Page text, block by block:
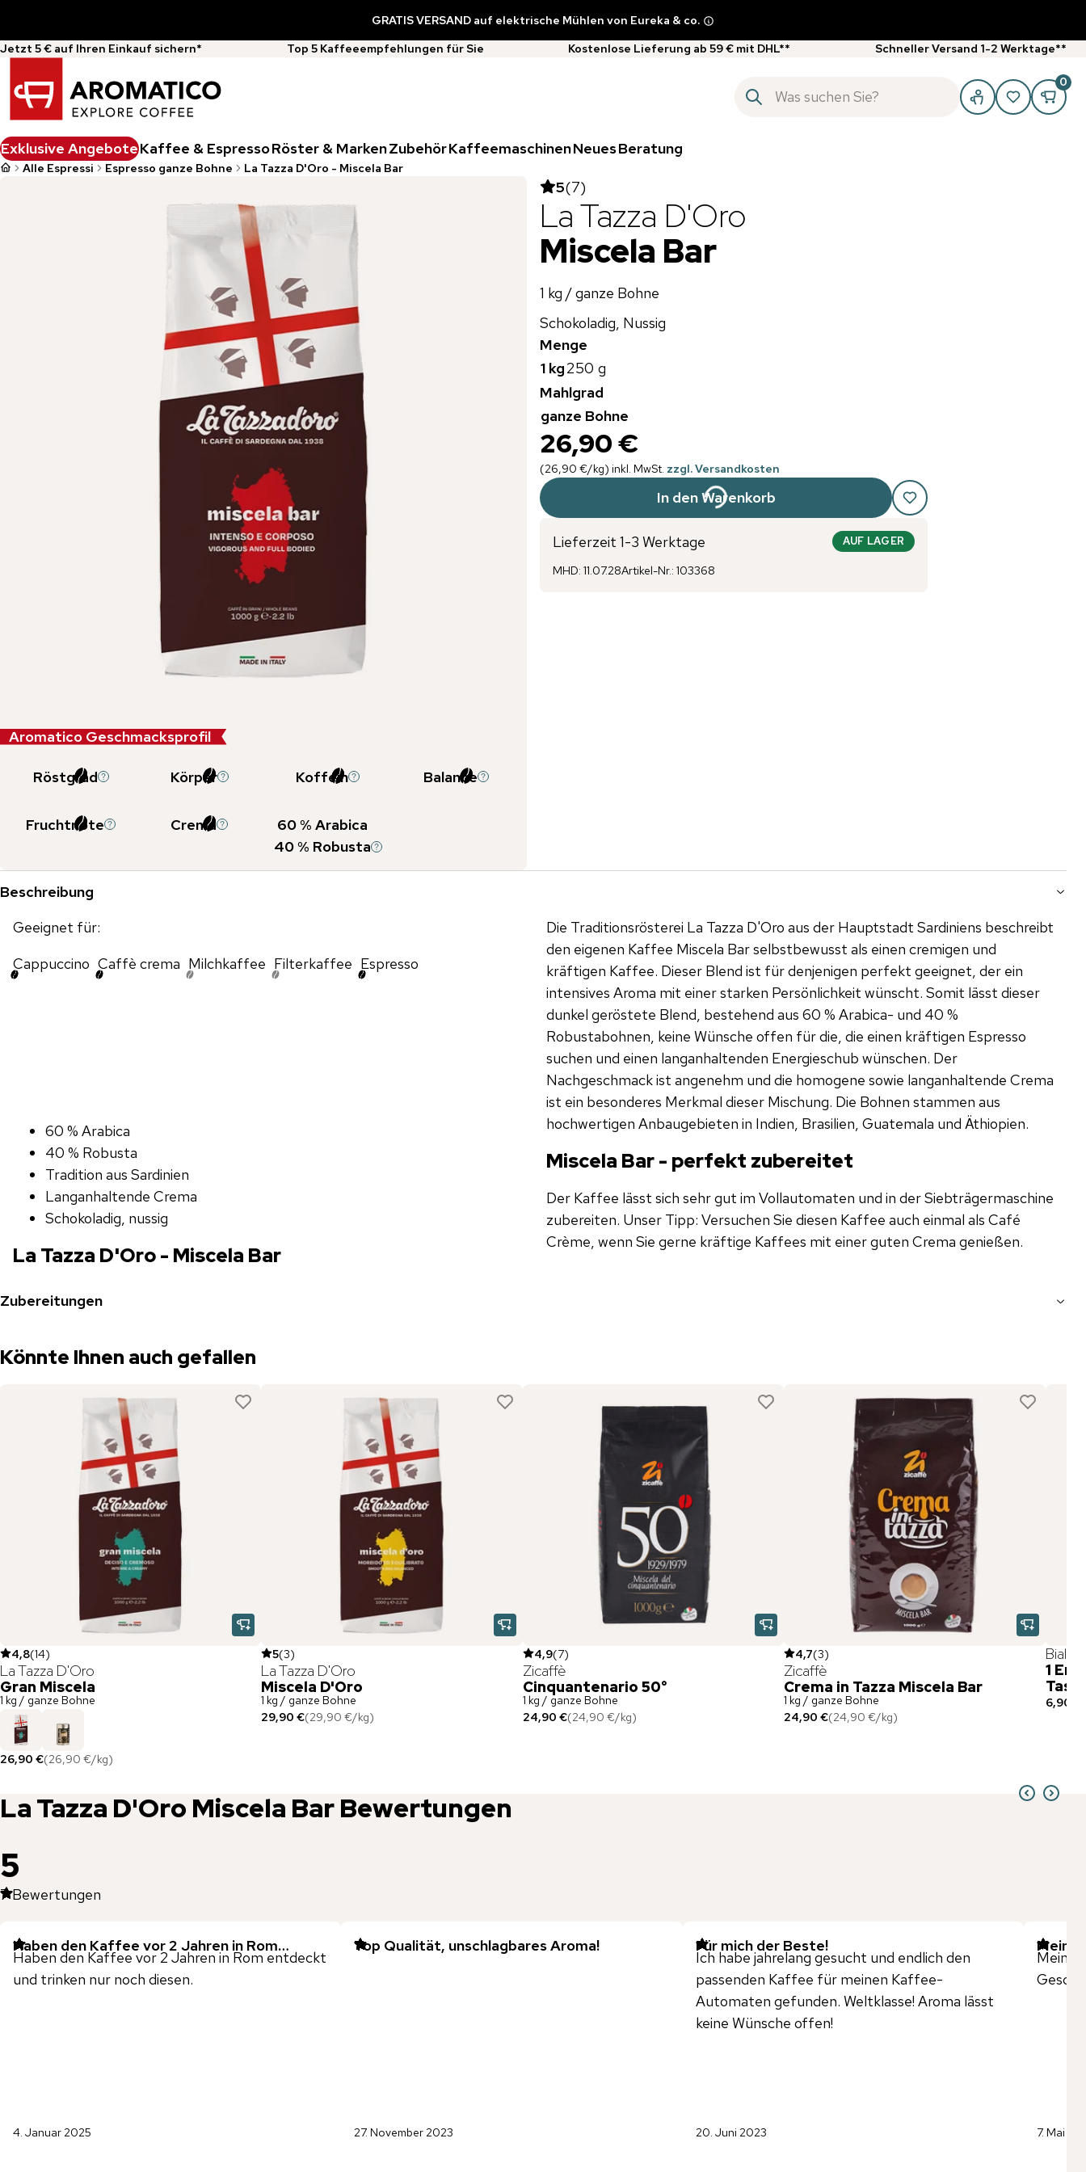
GRATIS VERSAND auf elektrische Mühlen von Eureka & co.
Jetzt 5 € auf Ihren Einkauf sichern*
Top 5 Kaffeeempfehlungen für Sie Kostenlose Lieferung ab 59 € mit DHL** Schneller Versand 1-2 Werktage**
0
Exklusive AngeboteKaffee & EspressoRöster & MarkenZubehörKaffeemaschinenNeuesBeratung
Alle Espressi Espresso ganze Bohne La Tazza D'Oro - Miscela Bar
Aromatico Geschmacksprofil
Röstgrad Körper Koffein Balance
Fruchtnote Crema 60% Arabica
40% Robusta
5(7)
La Tazza D'Oro
Miscela Bar
1 kg / ganze Bohne
Schokoladig, Nussig
Menge
1 kg250 g
Mahlgrad
ganze Bohne
26,90 €
(26,90 €/kg) inkl. MwSt. zzgl. Versandkosten
In den Warenkorb
Lieferzeit 1-3 Werktage AUF LAGER
MHD: 11.07.28Artikel-Nr.: 103368
Beschreibung
Geeignet für:
Cappuccino Caffè crema Milchkaffee Filterkaffee Espresso
60 % Arabica
40 % Robusta
Tradition aus Sardinien
Langanhaltende Crema
Schokoladig, nussig
La Tazza D'Oro - Miscela Bar
Die Traditionsrösterei La Tazza D'Oro aus der Hauptstadt Sardiniens beschreibt
den eigenen Kaffee Miscela Bar selbstbewusst als einen cremigen und
kräftigen Kaffee. Dieser Blend ist für denjenigen perfekt geeignet, der ein
intensives Aroma mit einer starken Persönlichkeit wünscht. Somit lässt dieser
dunkel geröstete Blend, bestehend aus 60 % Arabica- und 40 %
Robustabohnen, keine Wünsche offen für die, die einen kräftigen Espresso
suchen und einen langanhaltenden Energieschub wünschen. Der
Nachgeschmack ist angenehm und die homogene sowie langanhaltende Crema
ist ein besonderes Merkmal dieser Mischung. Die Bohnen stammen aus
hochwertigen Anbaugebieten in Indien, Brasilien, Guatemala und Äthiopien.
Miscela Bar - perfekt zubereitet
Der Kaffee lässt sich sehr gut im Vollautomaten und in der Siebträgermaschine
zubereiten. Unser Tipp: Versuchen Sie diesen Kaffee auch einmal als Café
Crème, wenn Sie gerne kräftige Kaffees mit einer guten Crema genießen.
Zubereitungen
Könnte Ihnen auch gefallen
4,8(14)
La Tazza D'Oro
Gran Miscela
1 kg / ganze Bohne
26,90 €(26,90 €/kg)
5(3)
La Tazza D'Oro
Miscela D'Oro
1 kg / ganze Bohne
29,90 €(29,90 €/kg)
4,9(7)
Zicaffè
Cinquantenario 50°
1 kg / ganze Bohne
24,90 €(24,90 €/kg)
4,7(3)
Zicaffè
Crema in Tazza Miscela Bar
1 kg / ganze Bohne
24,90 €(24,90 €/kg)
Bialetti
1
6,90 €
La Tazza D'Oro Miscela BarBewertungen
5
7Bewertungen
Haben den Kaffee vor 2 Jahren in Rom…
Haben den Kaffee vor 2 Jahren in Rom entdeckt
und trinken nur noch diesen.
4. Januar 2025
Top Qualität, unschlagbares Aroma!
27. November 2023
Für mich der Beste!
Ich habe jahrelang gesucht und endlich den
passenden Kaffee für meinen Kaffee-
Automaten gefunden. Weltklasse! Aroma lässt
keine Wünsche offen!
20. Juni 2023
Mein
Mein
7. Mai